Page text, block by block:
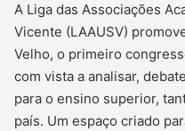
mail
A Liga das Associações
Vicente (LAAUSV)
Velho, o primeiro
com vista a analisar,
para o ensino superior,
país. Um espaço criado